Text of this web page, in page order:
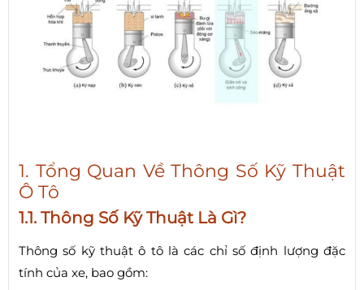
1. Tổng Quan Về Thông Số Kỹ Thuật
Ô Tô
1.1. Thông Số Kỹ Thuật Là Gì?
Thông số kỹ thuật ô tô là các chỉ số định lượng đặc
tính của xe, bao gồm: